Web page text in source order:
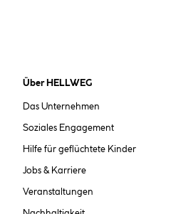
Über HELLWEG
Das Unternehmen
Soziales Engagement
Hilfe für geflüchtete Kinder
Jobs & Karriere
Veranstaltungen